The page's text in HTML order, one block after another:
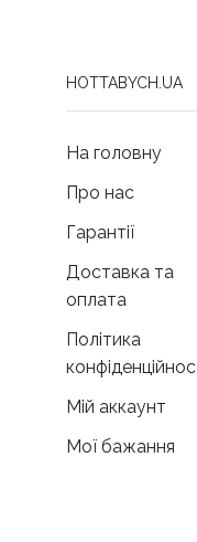
HOTTABYCH.UA
На головну
Про нас
Гарантії
Доставка та
оплата
Політика
Мій аккаунт
Мої бажання